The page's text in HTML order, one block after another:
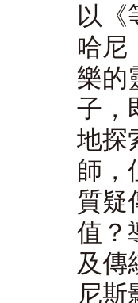
以《
哈尼
樂的
子，
地探
師，
質疑
值？
及傳
尼斯